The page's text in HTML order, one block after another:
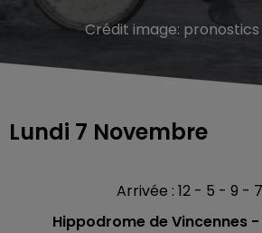
Crédit image:
Lundi 7 Novembre
Arrivée : 12 - 5 - 9 -
Hippodrome de Vincennes